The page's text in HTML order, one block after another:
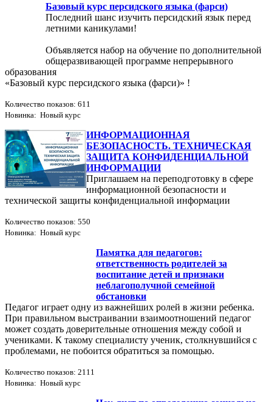
Базовый курс персидского языка (фарси)
Последний шанс изучить персидский язык перед
летними каникулами!
Объявляется набор на обучение по дополнительной
общеразвивающей программе непрерывного
образования
«Базовый курс персидского языка (фарси)» !
Количество показов: 611
Новинка: Новый курс
ИНФОРМАЦИОННАЯ
БЕЗОПАСНОСТЬ. ТЕХНИЧЕСКАЯ
ЗАЩИТА КОНФИДЕНЦИАЛЬНОЙ
ИНФОРМАЦИИ
Приглашаем на переподготовку в сфере
информационной безопасности и
технической защиты конфиденциальной информации
Количество показов: 550
Новинка: Новый курс
Памятка для педагогов:
ответственность родителей за
воспитание детей и признаки
неблагополучной семейной
обстановки
Педагог играет одну из важнейших ролей в жизни ребенка.
При правильном выстраивании взаимоотношений педагог
может создать доверительные отношения между собой и
учениками. К такому специалисту ученик, столкнувшийся с
проблемами, не побоится обратиться за помощью.
Количество показов: 2111
Новинка: Новый курс